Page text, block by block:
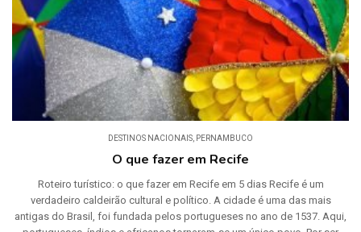
DESTINOS NACIONAIS PERNAMBUCO
O que fazer em Recife
Roteiro turístico: o que fazer em Recife em 5 dias Recife é um
verdadeiro caldeirão cultural e político. A cidade é uma das mais
antigas do Brasil, foi fundada pelos portugueses no ano de 1537. Aqui,